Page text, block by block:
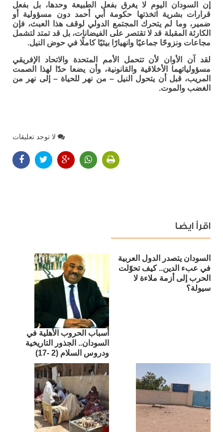
إن السودان اليوم لا يغرق بفعل الطبيعة وحدها، بل بفعل
قرارات بشرية اتخذتها حكومة أبي أحمد دون مسؤولية أو
ضمير، وما لم يتحرك المجتمع الدولي لوقف هذا العبث، فإن
الكارثة المقبلة قد لا تقتصر على الفيضانات، بل قد تمتد لتشمل
مجاعات ونزوحًا جماعيًا وانهيارًا بيئيًا كاملًا في حوض النيل.
لقد آن الأوان لأن تتحمل الأمم المتحدة والاتحاد الإفريقي
مسؤولياتهما الأخلاقية والقانونية، وأن يضعا حدًا لهذا الصمت
المريب، قبل أن يتحول النيل – من نهر للحياة – إلى نهر من
الغضب والموت.
لا توجد تعليقات
اقرأ ايضا
السودان يتصدر الدول العربية
في عبء الدين.. كيف تحوّلت
الحرب إلى أزمة ملاءة لا
سيولة؟
أسباب الحروب الأهلية في
السودان.. الجذور التاريخية
ودروس السلام (2 -17)